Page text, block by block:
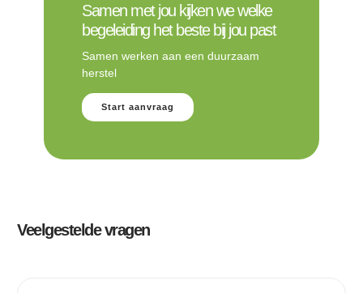
Samen met jou kijken we welke
begeleiding het beste bij jou past
Samen werken aan een duurzaam
herstel
Start aanvraag
Veelgestelde vragen